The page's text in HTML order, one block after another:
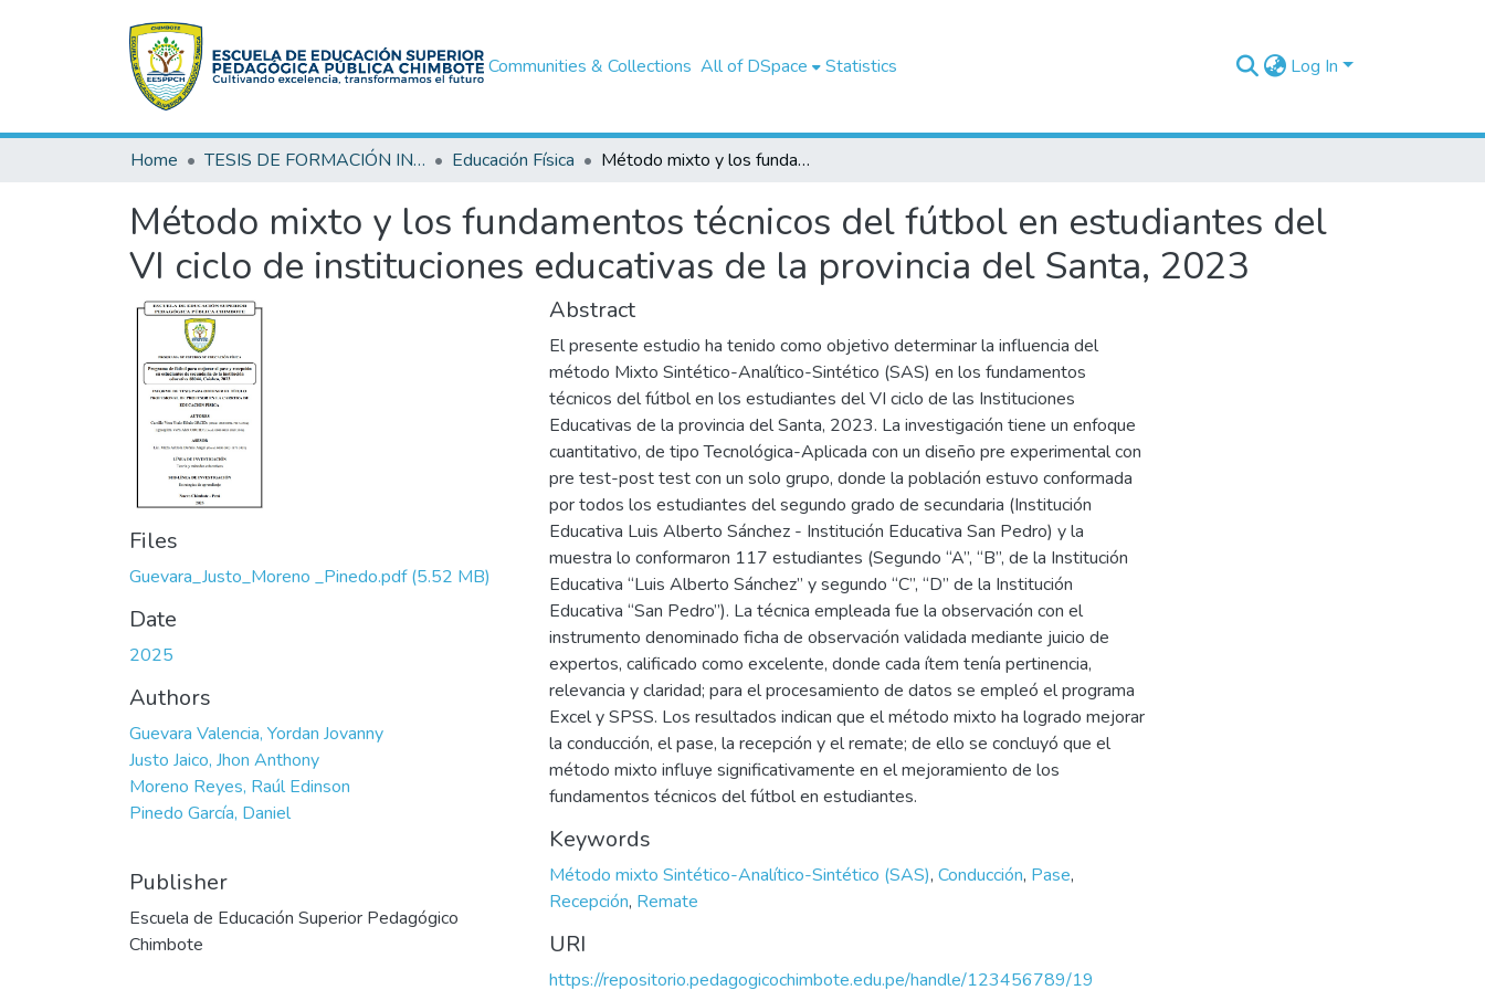
Communities & Collections All of DSpace Statistics Log In
Home TESIS DE FORMACIÓN INICIAL DOCENTE (FID) Educación Física Método mixto y los fundamentos técnicos del fútbol en estudiantes del VI ciclo de instituciones educativas de la provincia del Santa, 2023
Método mixto y los fundamentos técnicos del fútbol en estudiantes del
VI ciclo de instituciones educativas de la provincia del Santa, 2023
Files
Guevara_Justo_Moreno _Pinedo.pdf(5.52 MB)
Date
2025
Authors
Guevara Valencia, Yordan Jovanny
Justo Jaico, Jhon Anthony
Moreno Reyes, Raúl Edinson
Pinedo García, Daniel
Publisher
Escuela de Educación Superior Pedagógico
Chimbote
Abstract
El presente estudio ha tenido como objetivo determinar la influencia del
método Mixto Sintético-Analítico-Sintético (SAS) en los fundamentos
técnicos del fútbol en los estudiantes del VI ciclo de las Instituciones
Educativas de la provincia del Santa, 2023. La investigación tiene un enfoque
cuantitativo, de tipo Tecnológica-Aplicada con un diseño pre experimental con
pre test-post test con un solo grupo, donde la población estuvo conformada
por todos los estudiantes del segundo grado de secundaria (Institución
Educativa Luis Alberto Sánchez - Institución Educativa San Pedro) y la
muestra lo conformaron 117 estudiantes (Segundo “A”, “B”, de la Institución
Educativa “Luis Alberto Sánchez” y segundo “C”, “D” de la Institución
Educativa “San Pedro”). La técnica empleada fue la observación con el
instrumento denominado ficha de observación validada mediante juicio de
expertos, calificado como excelente, donde cada ítem tenía pertinencia,
relevancia y claridad; para el procesamiento de datos se empleó el programa
Excel y SPSS. Los resultados indican que el método mixto ha logrado mejorar
la conducción, el pase, la recepción y el remate; de ello se concluyó que el
método mixto influye significativamente en el mejoramiento de los
fundamentos técnicos del fútbol en estudiantes.
Keywords
Método mixto Sintético-Analítico-Sintético (SAS), Conducción, Pase,
Recepción, Remate
URI
https://repositorio.pedagogicochimbote.edu.pe/handle/123456789/19